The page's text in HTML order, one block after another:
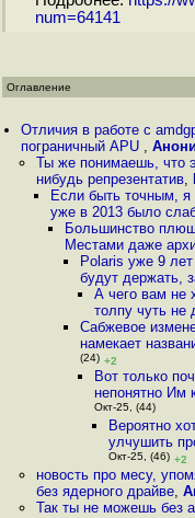
num=64141
Оглавление
Отличия в работе с
пограничный APU ,
Ты же понимаешь, что
нибудь репрезентатив,
Если быть точным, я
уже в 2013 было
Большинство
Местами даже
Polaris уже 9
будут держать,
А чего вам не
толпу чуть не
Сабжевое
намекает
(24) +2
Вот только
непонятно Им
Окт-25, (44)
Вероятно
улчушить
Окт-25, (46) +2
новость про месу,
без ядерного драйве,
Так ты не можешь без